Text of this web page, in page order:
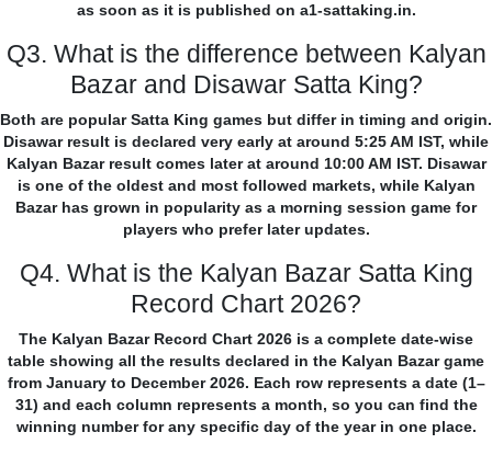
as soon as it is published on a1-sattaking.in.
Q3. What is the difference between Kalyan
Bazar and Disawar Satta King?
Both are popular Satta King games but differ in timing and origin.
Disawar result is declared very early at around 5:25 AM IST, while
Kalyan Bazar result comes later at around 10:00 AM IST. Disawar
is one of the oldest and most followed markets, while Kalyan
Bazar has grown in popularity as a morning session game for
players who prefer later updates.
Q4. What is the Kalyan Bazar Satta King
Record Chart 2026?
The Kalyan Bazar Record Chart 2026 is a complete date-wise
table showing all the results declared in the Kalyan Bazar game
from January to December 2026. Each row represents a date (1–
31) and each column represents a month, so you can find the
winning number for any specific day of the year in one place.